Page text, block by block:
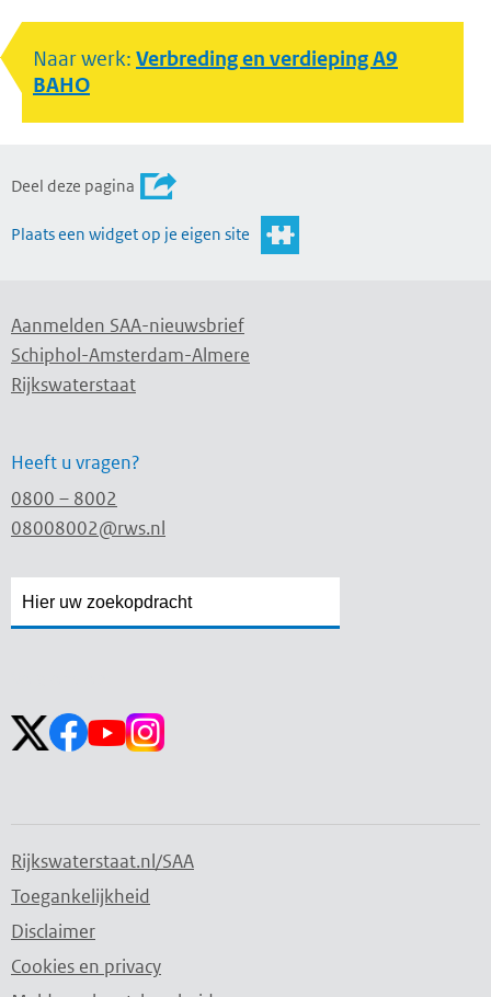
Naar werk: Verbreding en verdieping A9
BAHO
Deel deze pagina
Plaats een widget op je eigen site
Aanmelden SAA-nieuwsbrief
Schiphol-Amsterdam-Almere
Rijkswaterstaat
Heeft u vragen?
0800 – 8002
08008002@rws.nl
Rijkswaterstaat.nl/SAA
Toegankelijkheid
Disclaimer
Cookies en privacy